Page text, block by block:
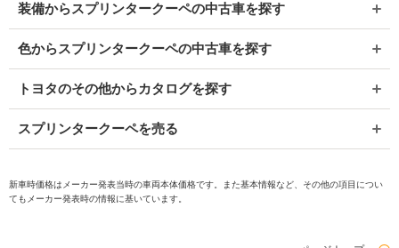
装備からスプリンタークーペの中古車を探す
色からスプリンタークーペの中古車を探す
トヨタのその他からカタログを探す
スプリンタークーペを売る
新車時価格はメーカー発表当時の車両本体価格です。また基本情報など、その他の項目につい
てもメーカー発表時の情報に基いています。